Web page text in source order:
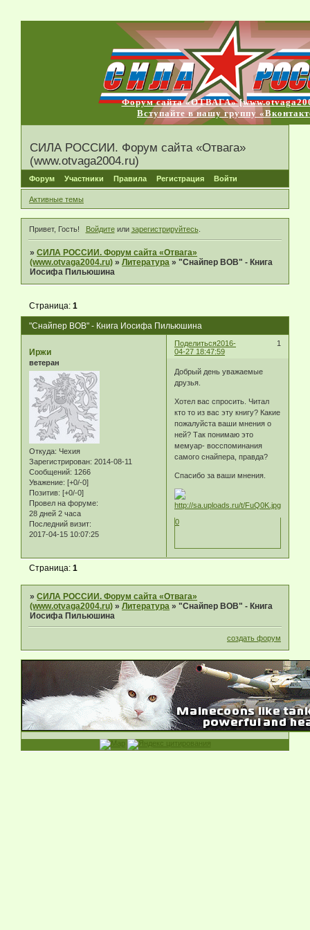
Форум сайта «ОТВАГА»
Вступайте в нашу группу
СИЛА РОССИИ. Форум сайта «Отвага»
(www.otvaga2004.ru)
Форум Участники Правила Регистрация Войти
Активные темы
Привет, Гость! Войдитеили зарегистрируйтесь.
»СИЛА РОССИИ. Форум сайта «Отвага»
(www.otvaga2004.ru) »Литература »"Снайпер ВОВ" - Книга
Иосифа Пильюшина
"Снайпер ВОВ" - Книга Иосифа Пильюшина
Страница:1
Поделиться 1
2016-
04-27 18:47:59
Иржи
ветеран
Откуда: Чехия
Зарегистрирован: 2014-08-11
Сообщений: 1266
Уважение: [+0/-0]
Позитив: [+0/-0]
Провел на форуме:
28 дней 2 часа
Последний визит:
2017-04-15 10:07:25
Добрый день уважаемые
друзья.
Хотел вас спросить. Читал
кто то из вас эту книгу? Какие
пожалуйста ваши мнения о
ней? Так понимаю это
мемуар- восспоминания
самого снайпера, правда?
Спасибо за ваши мнения.
0
Страница:1
»СИЛА РОССИИ. Форум сайта «Отвага»
(www.otvaga2004.ru) »Литература »"Снайпер ВОВ" - Книга
Иосифа Пильюшина
создать форум